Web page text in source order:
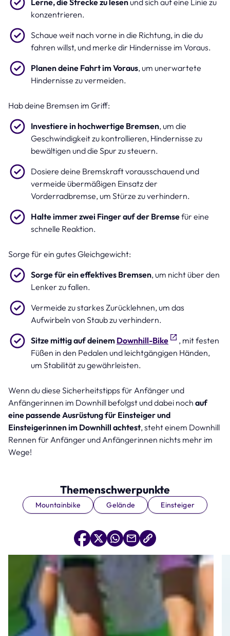
konzentrieren.
Schaue weit nach vorne in die Richtung, in die du
fahren willst, und merke dir Hindernisse im Voraus.
Planen deine Fahrt im Voraus, um unerwartete
Hindernisse zu vermeiden.
Hab deine Bremsen im Griff:
Investiere in hochwertige Bremsen, um die
Geschwindigkeit zu kontrollieren, Hindernisse zu
bewältigen und die Spur zu steuern.
Dosiere deine Bremskraft vorausschauend und
vermeide übermäßigen Einsatz der
Vorderradbremse, um Stürze zu verhindern.
Halte immer zwei Finger auf der Bremsefür eine
schnelle Reaktion.
Sorge für ein gutes Gleichgewicht:
Sorge für ein effektives Bremsen, um nicht über den
Lenker zu fallen.
Vermeide zu starkes Zurücklehnen, um das
Aufwirbeln von Staub zu verhindern.
Sitze mittig auf deinem Downhill-Bike
, mit festen
Füßen in den Pedalen und leichtgängigen Händen,
um Stabilität zu gewährleisten.
Wenn du diese Sicherheitstipps für Anfänger und
Anfängerinnen im Downhill befolgst und dabei noch auf
eine passende Ausrüstung für Einsteiger und
Einsteigerinnen im Downhill achtest, steht einem Downhill
Rennen für Anfänger und Anfängerinnen nichts mehr im
Wege!
Themenschwerpunkte
Mountainbike Gelände Einsteiger